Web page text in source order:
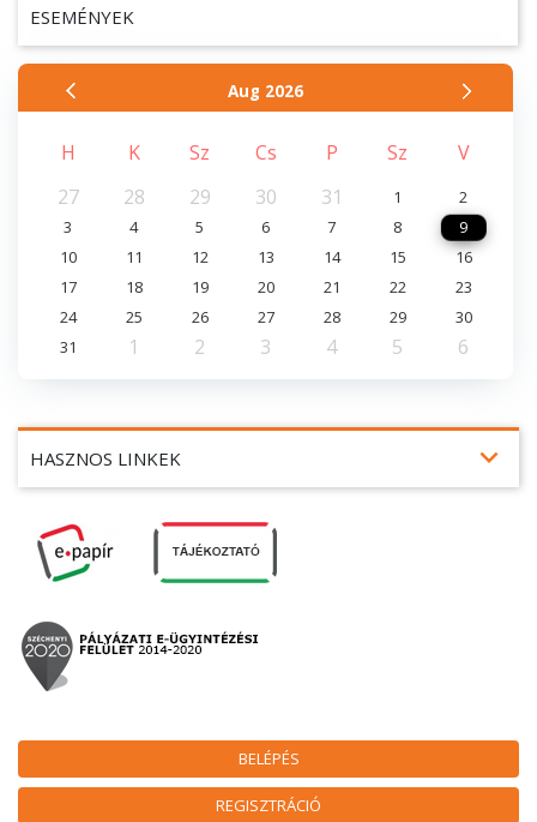
BELÉPÉS
REGISZTRÁCIÓ
HASZNOS LINKEK expand_more
ESEMÉNYEK
Aug 2026
H K Sz Cs P Sz
V
27
28 29 30 31 1
2
3
4 5 6 7 8
9
10
11 12 13 14 15
16
17
18 19 20 21 22
23
24
25 26 27 28 29
30
31
1 2 3 4 5 6